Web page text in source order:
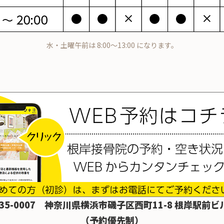
水・土曜午前は 8:00～13:00 になります。
0007 神奈川県横浜市磯子区西町11-8 根岸駅前ビ
（予約優先制）